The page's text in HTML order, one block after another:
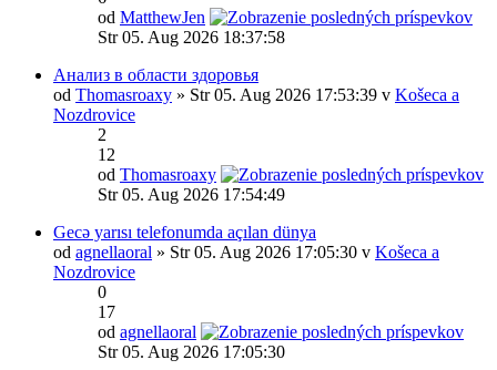
od MatthewJen
Str 05. Aug 2026 18:37:58
Анализ в области здоровья
od Thomasroaxy » Str 05. Aug 2026 17:53:39 v Košeca a
Nozdrovice
2
12
od Thomasroaxy
Str 05. Aug 2026 17:54:49
Gecə yarısı telefonumda açılan dünya
od agnellaoral » Str 05. Aug 2026 17:05:30 v Košeca a
Nozdrovice
0
17
od agnellaoral
Str 05. Aug 2026 17:05:30